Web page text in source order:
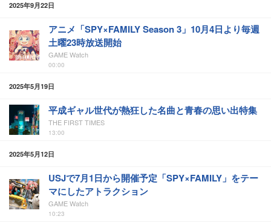
2025年9月22日
アニメ「SPY×FAMILY Season 3」10月4日より毎週
土曜23時放送開始
GAME Watch
00:00
2025年5月19日
平成ギャル世代が熱狂した名曲と青春の思い出特集
THE FIRST TIMES
13:00
2025年5月12日
USJで7月1日から開催予定「SPY×FAMILY」をテー
マにしたアトラクション
GAME Watch
10:23